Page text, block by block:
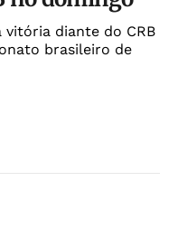
vitória diante do CRB
brasileiro de